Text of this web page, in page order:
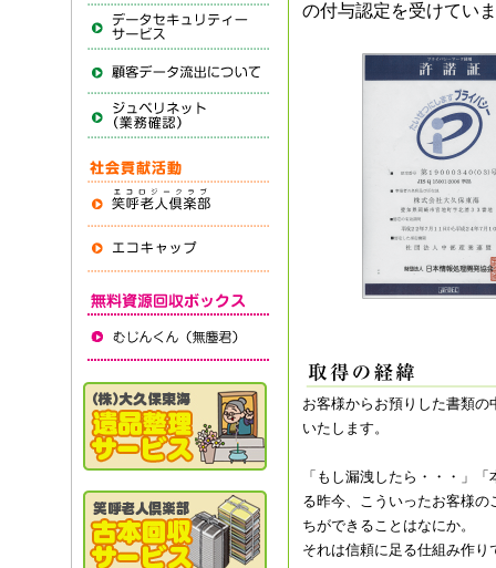
の付与認定を受けてい
お客様からお預りした書類
いたします。
「もし漏洩したら・・・」
る昨今、こういったお客様
ちができることはなにか。
それは信頼に足る仕組み作